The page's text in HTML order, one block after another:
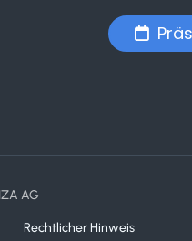
AG
Rechtlicher Hinweis